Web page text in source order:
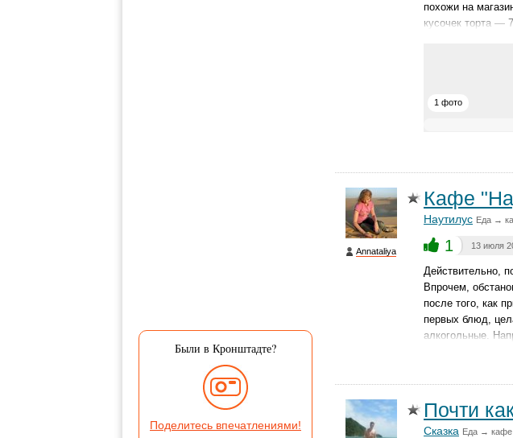
Были в Кронштадте?
Поделитесь впечатлениями!
похожи на
кусочек торта —
1 фото
Annataliya
Кафе
Наутилус Еда →
1 13 июля
Действительно,
Впрочем,
после того, как
первых блюд,
алкогольные.
Почти
Сказка Еда → кафе